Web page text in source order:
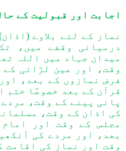
اجابت اور قبولیت کے
نماز کے لئے بلاوے
درمیانی وقفے میں،
میدان جہاد میں اللہ
وقت، اور عین لڑائی
فرض نمازوں کے بعد،
قرآن کے بعد خصوصًا ختم
پانی پینے کے وقت،
کی اذان کے وقت،
مجلس کے وقت اور
بعد، اور مردے کی
وقت اور نماز کی اقامت